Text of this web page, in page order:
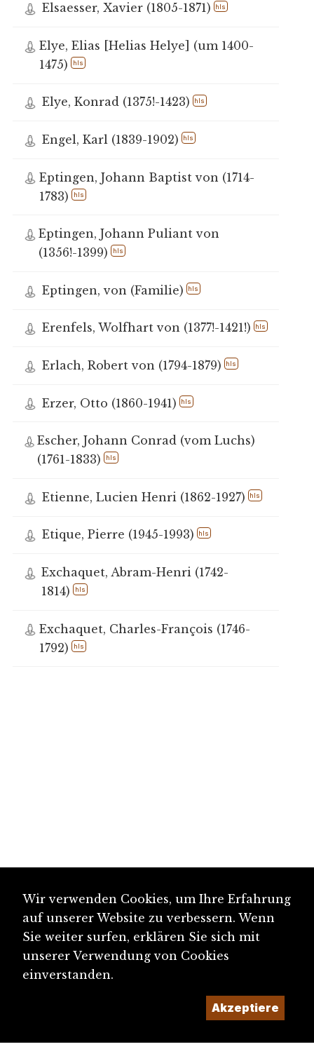
Elsaesser, Xavier (1805-1871) hls
Elye, Elias [Helias Helye] (um 1400-
1475)
hls
Elye, Konrad (1375!-1423) hls
Engel, Karl (1839-1902) hls
Eptingen, Johann Baptist von (1714-
1783)
hls
Eptingen, Johann Puliant von
(1356!-1399)
hls
Eptingen, von (Familie) hls
Erenfels, Wolfhart von (1377!-1421!) hls
Erlach, Robert von (1794-1879) hls
Erzer, Otto (1860-1941) hls
Escher, Johann Conrad (vom Luchs)
(1761-1833)
hls
Etienne, Lucien Henri (1862-1927) hls
Etique, Pierre (1945-1993) hls
Exchaquet, Abram-Henri (1742-
1814)
hls
Exchaquet, Charles-François (1746-
1792)
hls
Wir verwenden Cookies, um Ihre Erfahrung
auf unserer Website zu verbessern. Wenn
Sie weiter surfen, erklären Sie sich mit
unserer Verwendung von Cookies
einverstanden.
Akzeptiere